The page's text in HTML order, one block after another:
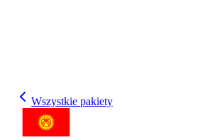
Wszystkie pakiety